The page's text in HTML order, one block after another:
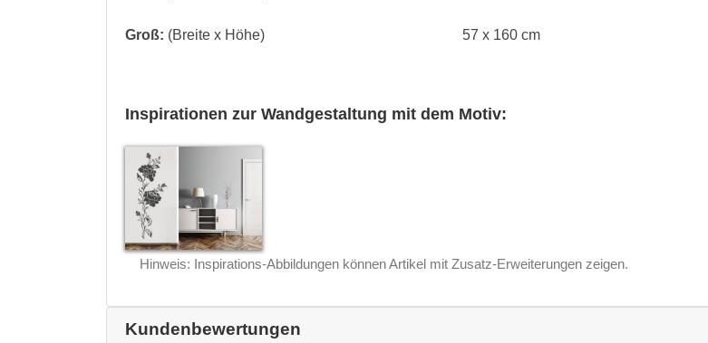
Groß: (Breite x Höhe) 57 x 160 cm
Inspirationen zur Wandgestaltung mit dem Motiv:
Hinweis: Inspirations-Abbildungen können Artikel mit Zusatz-Erweiterungen zeigen.
Kundenbewertungen